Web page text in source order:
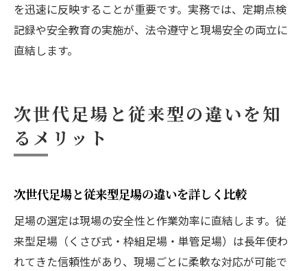
を迅速に反映することが重要です。実務では、定期点検
記録や安全教育の実施が、法令遵守と現場安全の両立に
直結します。
次世代足場と従来型の違いを知
るメリット
次世代足場と従来型足場の違いを詳しく比較
足場の選定は現場の安全性と作業効率に直結します。従
来型足場（くさび式・枠組足場・単管足場）は長年使わ
れてきた信頼性があり、現場ごとに柔軟な対応が可能で